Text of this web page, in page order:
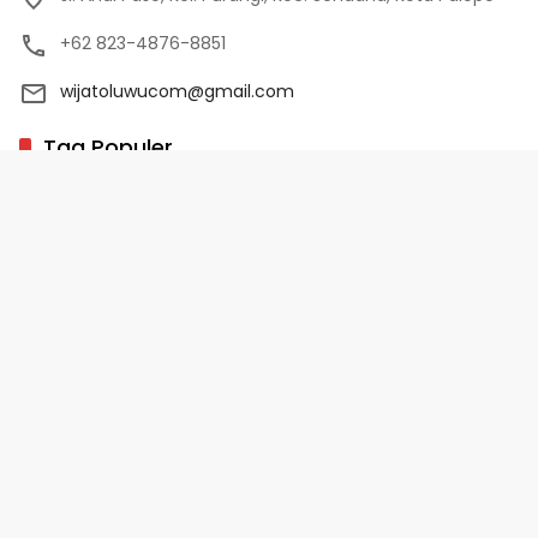
+62 823-4876-8851
wijatoluwucom@gmail.com
Tag Populer